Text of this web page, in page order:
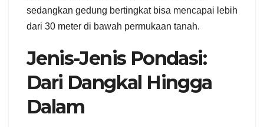
sedangkan gedung bertingkat bisa mencapai lebih
dari 30 meter di bawah permukaan tanah.
Jenis-Jenis Pondasi:
Dari Dangkal Hingga
Dalam